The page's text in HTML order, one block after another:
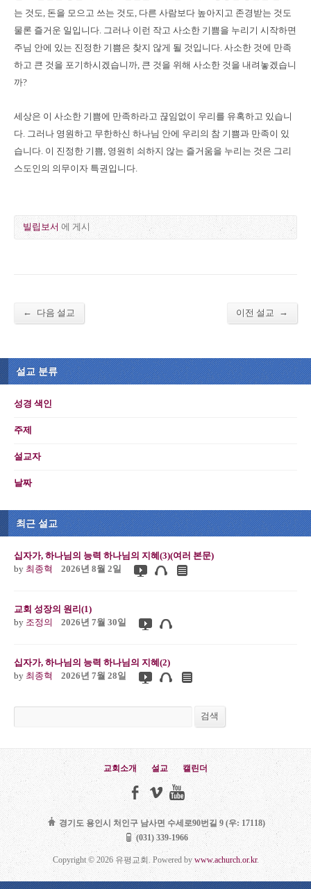
는 것도, 돈을 모으고 쓰는 것도, 다른 사람보다 높아지고 존경받는 것도
물론 즐거운 일입니다. 그러나 이런 작고 사소한 기쁨을 누리기 시작하면
주님 안에 있는 진정한 기쁨은 찾지 않게 될 것입니다. 사소한 것에 만족
하고 큰 것을 포기하시겠습니까, 큰 것을 위해 사소한 것을 내려놓겠습니
까?
세상은 이 사소한 기쁨에 만족하라고 끊임없이 우리를 유혹하고 있습니
다. 그러나 영원하고 무한하신 하나님 안에 우리의 참 기쁨과 만족이 있
습니다. 이 진정한 기쁨, 영원히 쇠하지 않는 즐거움을 누리는 것은 그리
스도인의 의무이자 특권입니다.
빌립보서 에 게시
← 다음 설교 이전 설교 →
설교 분류
성경 색인
주제
설교자
날짜
최근 설교
십자가, 하나님의 능력 하나님의 지혜(3)(여러 본문)
by 최종혁 2026년 8월 2일
교회 성장의 원리(1)
by 조정의 2026년 7월 30일
십자가, 하나님의 능력 하나님의 지혜(2)
by 최종혁 2026년 7월 28일
검색
교회소개 설교 캘린더
경기도 용인시 처인구 남사면 수세로90번길 9 (우: 17118)
(031) 339-1966
Copyright © 2026 유평교회. Powered by www.achurch.or.kr.